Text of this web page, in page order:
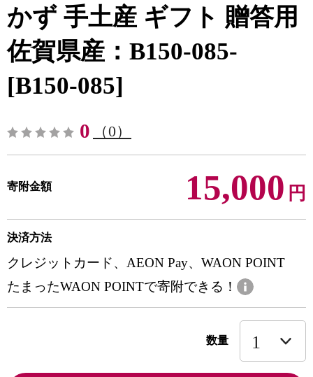
かず 手土産 ギフト 贈答用
佐賀県産：B150-085-
[B150-085]
0 （0）
寄附金額 15,000 円
決済方法
クレジットカード、AEON Pay、WAON POINT
たまったWAON POINTで寄附できる！
数量